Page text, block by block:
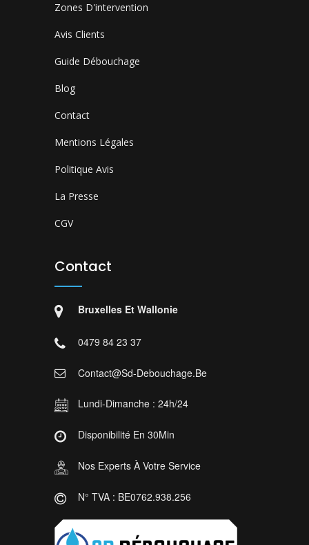
Zones D'intervention
Avis Clients
Guide Débouchage
Blog
Contact
Mentions Légales
Politique Avis
La Presse
CGV
Contact
Bruxelles Et Wallonie
0479 84 23 37
Contact@sd-Debouchage.be
Lundi-Dimanche : 24h/24
Disponibilité En 30Min
Nos Experts À Votre Service
N° TVA : BE0762.938.256